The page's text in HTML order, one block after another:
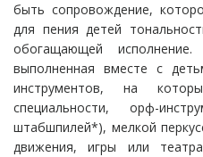
быть сопровождение,
для пения детей
обогащающей
выполненная вместе с
инструментов, на
специальности, орф-
штабшпилей*), мелкой
движения, игры или